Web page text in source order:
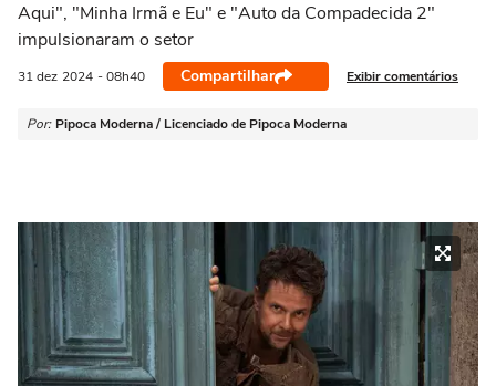
Aqui", "Minha Irmã e Eu" e "Auto da Compadecida 2"
impulsionaram o setor
31 dez 2024 - 08h40 Compartilhar Exibir comentários
Por: Pipoca Moderna / Licenciado de Pipoca Moderna